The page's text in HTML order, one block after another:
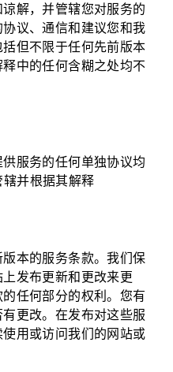
解，并管辖您对服务的
议、通信和建议您和我
但不限于任何先前版本
中的任何含糊之处均不
服务的任何单独协议均
并根据其解释
本的服务条款。我们保
发布更新和更改来更
任何部分的权利。您有
更改。在发布对这些服
用或访问我们的网站或